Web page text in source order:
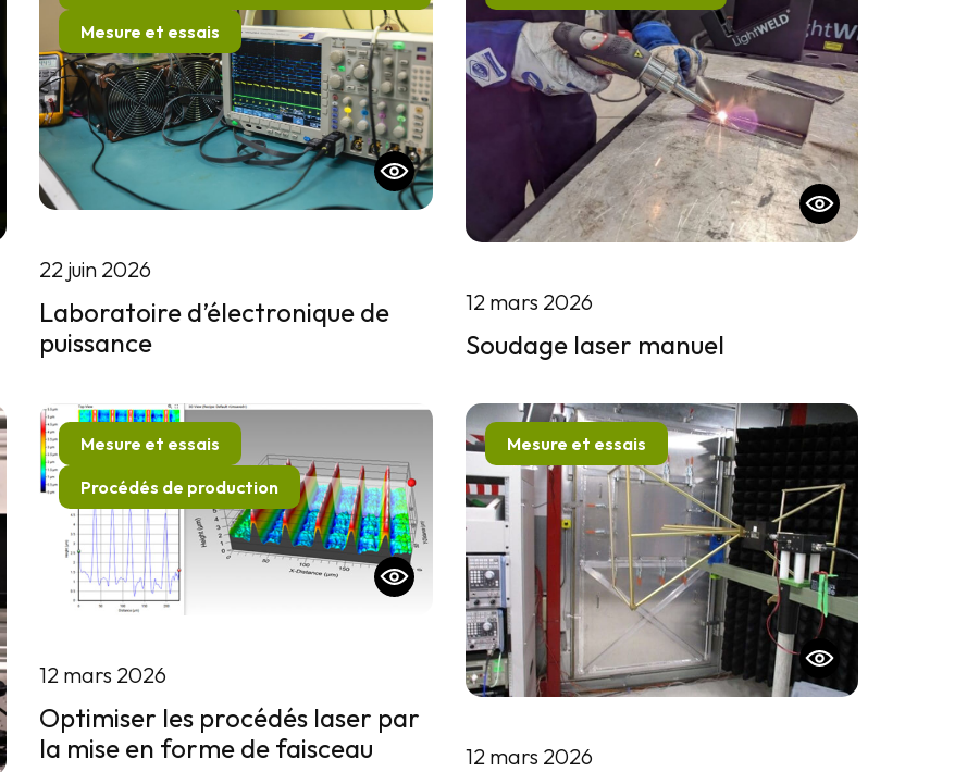
Mesure et essais
22 juin 2026
Laboratoire d’électronique de
puissance
12 mars 2026
Soudage laser manuel
Mesure et essais
Procédés de production
12 mars 2026
Optimiser les procédés laser par
la mise en forme de faisceau
Mesure et essais
12 mars 2026